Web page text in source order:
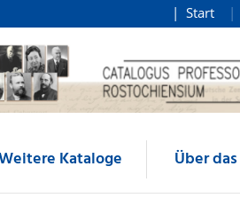
Start
Kataloge Über